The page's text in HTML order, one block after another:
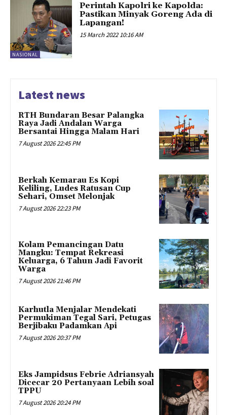
NASIONAL
Perintah Kapolri ke Kapolda:
Pastikan Minyak Goreng Ada di
Lapangan!
15 March 2022 10:16 AM
Latest news
RTH Bundaran Besar Palangka
Raya Jadi Andalan Warga
Bersantai Hingga Malam Hari
7 August 2026 22:45 PM
Berkah Kemarau Es Kopi
Keliling, Ludes Ratusan Cup
Sehari, Omset Melonjak
7 August 2026 22:23 PM
Kolam Pemancingan Datu
Mangku: Tempat Rekreasi
Keluarga, 6 Tahun Jadi Favorit
Warga
7 August 2026 21:46 PM
Karhutla Menjalar Mendekati
Permukiman Tegal Sari, Petugas
Berjibaku Padamkan Api
7 August 2026 20:37 PM
Eks Jampidsus Febrie Adriansyah
Dicecar 20 Pertanyaan Lebih soal
TPPU
7 August 2026 20:24 PM